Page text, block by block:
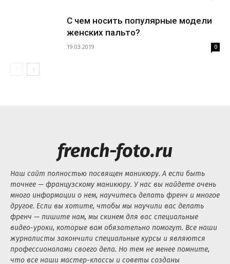
С чем носить популярные модели
женских пальто?
19.03.2019 0
french-foto.ru
Наш сайт полностью посвящен маникюру. А если быть
точнее — французскому маникюру. У нас вы найдете очень
много информации о нем, научитесь делать френч и многое
другое. Если вы хотите, чтобы мы научили вас делать
френч — пишите нам, мы скинем для вас специальные
видео-уроки, которые вам обязательно помогут. Все наши
журналисты закончили специальные курсы и являются
профессионалами своего дела. Но тем не менее помните,
что все наши мастер-классы и советы созданы